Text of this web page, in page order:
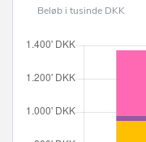
Beløb i tusinde DKK